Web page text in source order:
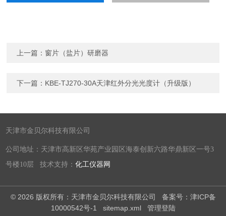
上一篇： 窗片（盐片）研磨器
下一篇： KBE-TJ270-30A天津红外分光光度计（升级版）
天津市金贝尔科技有限公司
公司地址：天津市高新区华苑产业园区海泰创新六路华鼎新区一号3
号楼10层 技术支持：化工仪器网
© 2026 版权所有：天津市金贝尔科技有限公司 备案号：津ICP备
10000542号-1
sitemap.xml 管理登陆